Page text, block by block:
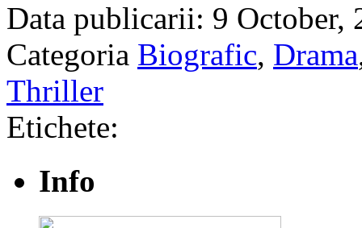
Data publicarii: 9 October,
Categoria Biografic, Drama
Thriller
Etichete:
Info